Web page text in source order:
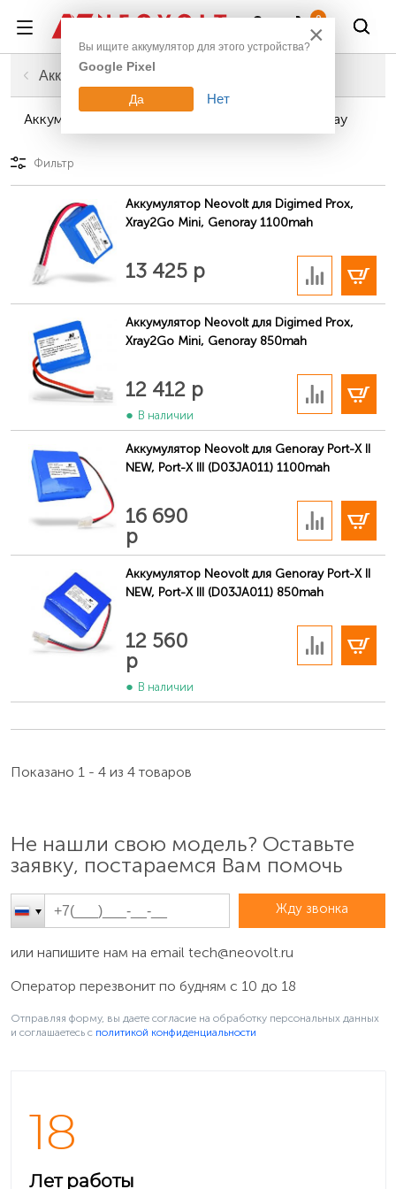
0
Главная
Промышленное оборудование
Аккумуляторы для медицинской техники
Аккумуляторы для медицинской техники Genoray
Фильтр
Аккумулятор Neovolt для Digimed Prox,
Xray2Go Mini, Genoray 1100mah
13 425 р
Аккумулятор Neovolt для Digimed Prox,
Xray2Go Mini, Genoray 850mah
12 412 р
В наличии
Аккумулятор Neovolt для Genoray Port-X II
NEW, Port-X III (D03JA011) 1100mah
16 690
р
Аккумулятор Neovolt для Genoray Port-X II
NEW, Port-X III (D03JA011) 850mah
12 560
р
В наличии
Показано 1 - 4 из 4 товаров
Не нашли свою модель? Оставьте
заявку, постараемся Вам помочь
Жду звонка
или напишите нам на email tech@neovolt.ru
Оператор перезвонит по будням с 10 до 18
Отправляя форму, вы даете согласие на обработку персональных данных
и соглашаетесь c политикой конфиденциальности
18
Лет работы
×
Вы ищите аккумулятор для этого устройства?
Google Pixel
Да Нет